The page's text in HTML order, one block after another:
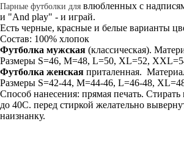
Парные футболки для влюбленных с
и "And play" - и играй.
Есть черные, красные и белые варианты
Состав: 100% хлопок
Футболка мужская (классическая).
Размеры S=46, M=48, L=50, XL=52,
Футболка женская приталенная.
Размеры S=42-44, M=44-46, L=46-48,
Способ нанесения: прямая печать.
до 40С. перед стиркой желательно
наизнанку.